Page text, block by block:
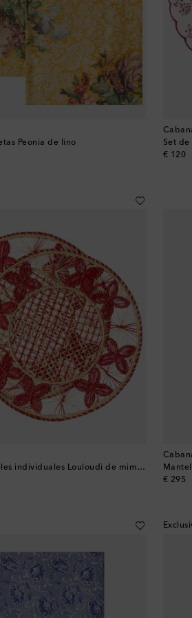
Peonia de lino
Set
€ 120
Set de 2 manteles individuales Louloudi de mimbre
€ 295